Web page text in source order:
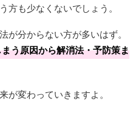
も少なくないでしょう。
分からない方が多いはず。
う原因から解消法・予防策ま
変わっていきますよ。